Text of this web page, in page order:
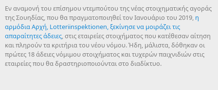
Εν αναμονή του επίσημου ντεμπούτου της νέας στοιχηματικής αγοράς
της Σουηδίας, που θα πραγματοποιηθεί τον Ιανουάριο του 2019, η
αρμόδια Αρχή, Lotteriinspektionen, ξεκίνησε να μοιράζει τις
απαραίτητες άδειες, στις εταιρείες στοιχήματος που κατέθεσαν αίτηση
και πληρούν τα κριτήρια του νέου νόμου. Ήδη, μάλιστα, δόθηκαν οι
πρώτες 18 άδειες νόμιμου στοιχήματος και τυχερών παιχνιδιών στις
εταιρείες που θα δραστηριοποιούνται στο διαδίκτυο.